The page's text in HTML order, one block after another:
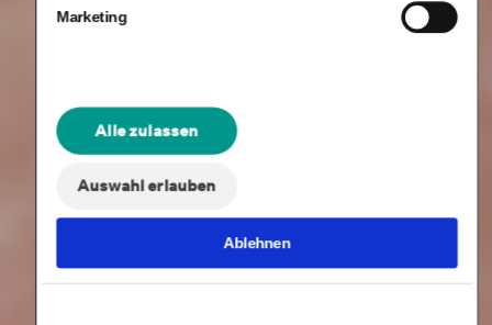
Marketing
Alle zulassen
Auswahl erlauben
Ablehnen